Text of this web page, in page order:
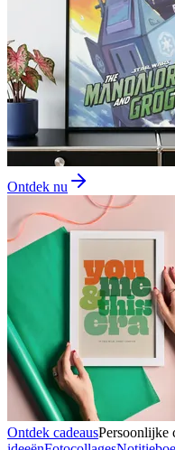
Ontdek nu
Ontdek cadeausPersoonlijke